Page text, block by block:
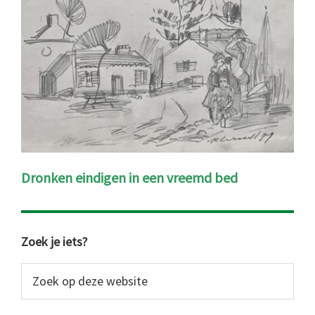
Dronken eindigen in een vreemd bed
Primaire
Sidebar
Zoek je iets?
op